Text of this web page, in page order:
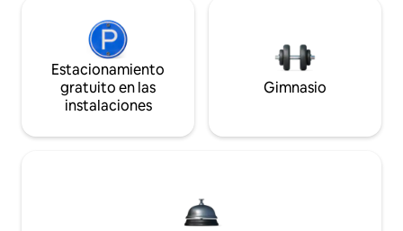
Estacionamiento
gratuito en las
instalaciones
Gimnasio